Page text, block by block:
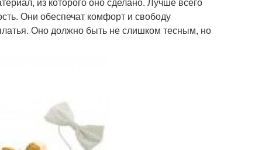
Они обеспечат комфорт и свободу
Оно должно быть не слишком тесным, но